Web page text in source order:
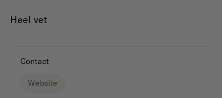
Heel vet
Contact
Website